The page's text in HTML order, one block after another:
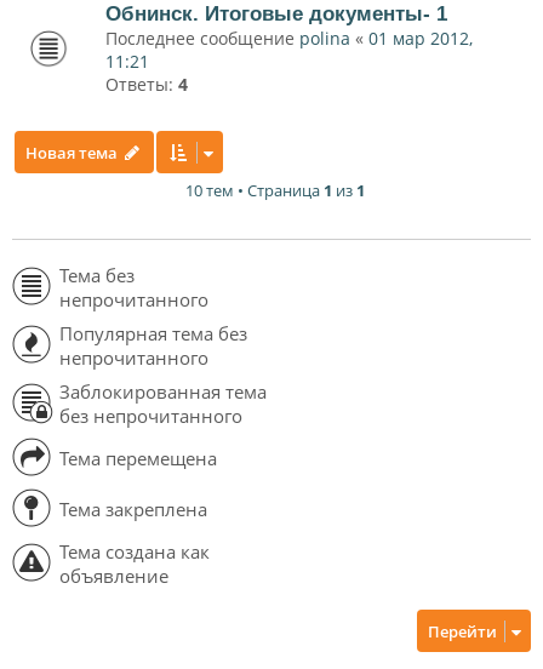
Обнинск. Итоговые документы- 1
Последнее сообщение polina « 01 мар 2012,
11:21
Ответы: 4
Новая тема
10 тем • Страница 1 из 1
Тема без
непрочитанного
Популярная тема без
непрочитанного
Заблокированная тема
без непрочитанного
Тема перемещена
Тема закреплена
Тема создана как
объявление
Перейти